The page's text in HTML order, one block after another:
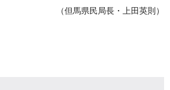
（但馬県民局長・上田英則）